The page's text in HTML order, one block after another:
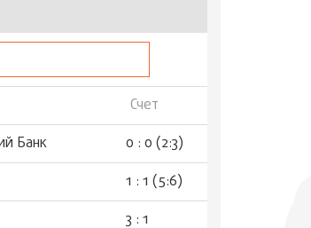
Счет
Банк
0 : 0 (2:3)
1 : 1 (5:6)
3 : 1